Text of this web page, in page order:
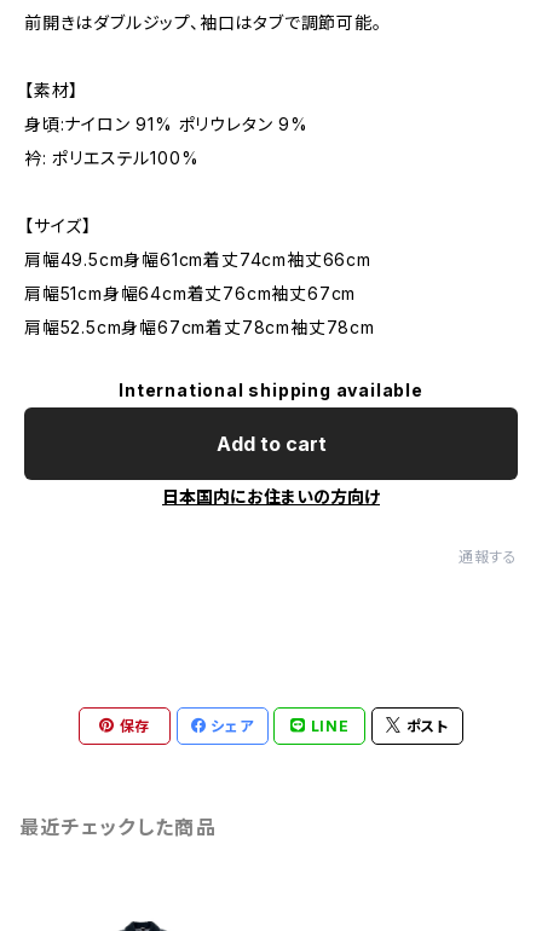
前開きはダブルジップ、袖口はタブで調節可能。
【素材】
身頃:ナイロン 91% ポリウレタン 9%
衿: ポリエステル100%
【サイズ】
肩幅49.5cm身幅61cm着丈74cm袖丈66cm
肩幅51cm身幅64cm着丈76cm袖丈67cm
肩幅52.5cm身幅67cm着丈78cm袖丈78cm
International shipping available
Add to cart
日本国内にお住まいの方向け
通報する
保存 シェア LINE ポスト
最近チェックした商品